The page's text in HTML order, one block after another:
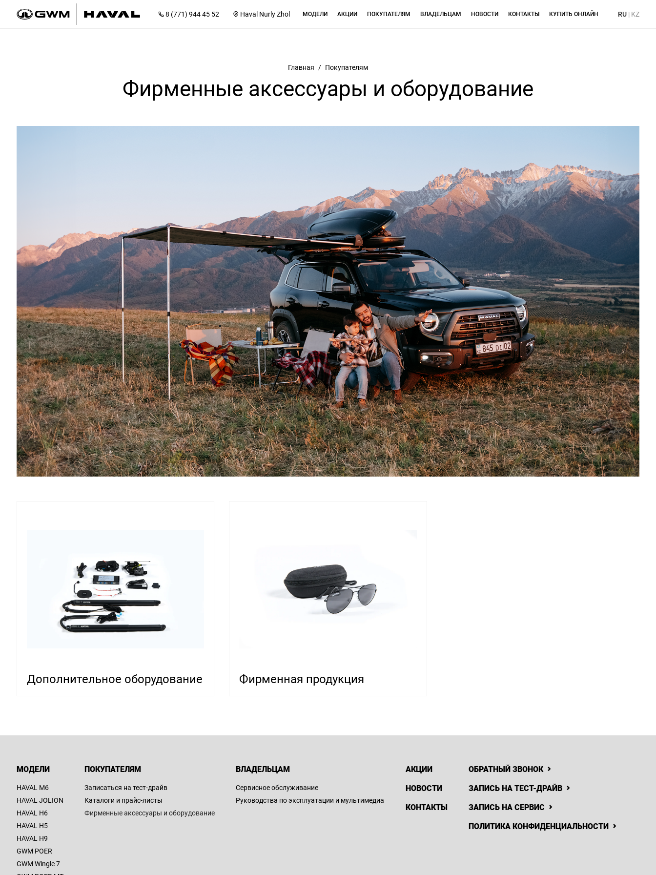
8 (771) 944 45 52 Haval Nurly Zhol МОДЕЛИ АКЦИИ ПОКУПАТЕЛЯМ ВЛАДЕЛЬЦАМ НОВОСТИ КОНТАКТЫ КУПИТЬ ОНЛАЙН RU | KZ
Главная / Покупателям
Фирменные аксессуары и оборудование
Дополнительное оборудование Фирменная продукция
МОДЕЛИ
HAVAL M6
HAVAL JOLION
HAVAL H6
HAVAL H5
HAVAL H9
GWM POER
GWM Wingle 7
ПОКУПАТЕЛЯМ
Записаться на тест-драйв
Каталоги и прайс-листы
Фирменные аксессуары и оборудование
ВЛАДЕЛЬЦАМ
Сервисное обслуживание
Руководства по эксплуатации и мультимедиа
АКЦИИ
НОВОСТИ
КОНТАКТЫ
ОБРАТНЫЙ ЗВОНОК
ЗАПИСЬ НА ТЕСТ-ДРАЙВ
ЗАПИСЬ НА СЕРВИС
ПОЛИТИКА КОНФИДЕНЦИАЛЬНОСТИ